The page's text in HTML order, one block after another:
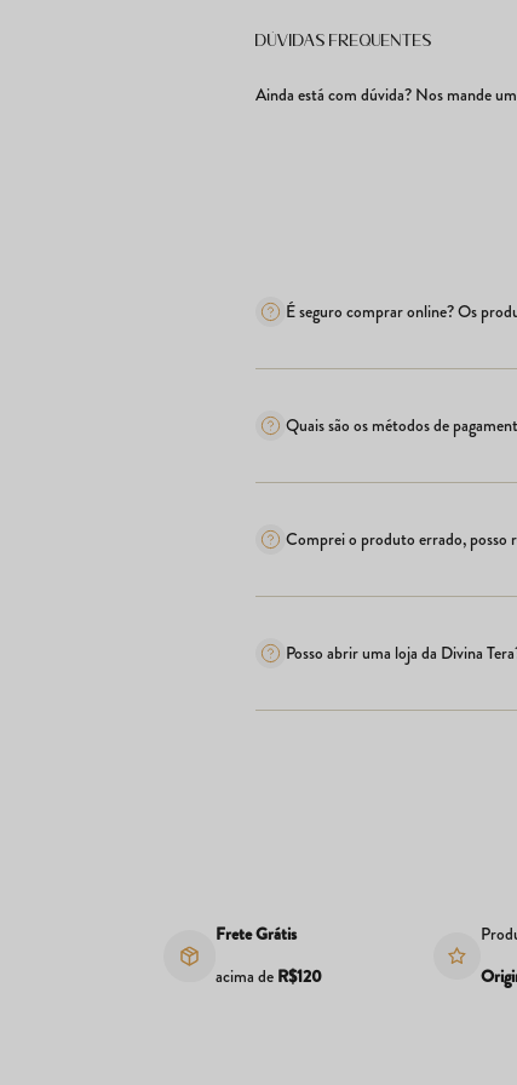
Dúvidas frequentes
Ainda está com dúvida? Nos mande
É seguro comprar online? Os
Quais são os métodos de
Comprei o produto errado, posso
Posso abrir uma loja da Divina
Frete Grátis
acima de R$120